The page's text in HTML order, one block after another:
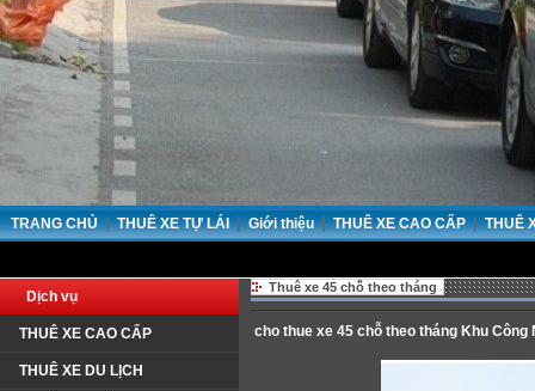
TRANG CHỦ | THUÊ XE TỰ LÁI | Giới thiệu | THUÊ XE CAO CẤP | THUÊ
Dịch vụ
THUÊ XE CAO CẤP
THUÊ XE DU LỊCH
Thuê xe 45 chỗ theo tháng
cho thue xe 45 chỗ theo tháng Khu Công